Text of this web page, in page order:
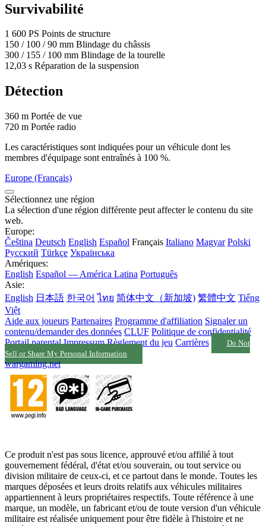
Survivabilité
1 600 PS Points de structure
150 / 100 /90 mm Blindage du châssis
300 / 155 / 100 mm Blindage de la tourelle
12,03 s Réparation de la suspension
Détection
360 m Portée de vue
720 m Portée radio
Les caractéristiques sont indiquées pour un véhicule dont les
membres d'équipage sont entraînés à 100 %.
Europe (Français)
Sélectionnez une région
La sélection d'une région différente peut affecter le contenu du site
web.
Europe:
Čeština Deutsch English Español Français Italiano Magyar Polski
Русский Türkçe Українська
Amériques:
English Español — América Latina Português
Asie:
English 日本語 한국어 ไทย 简体中文（新加坡) 繁體中文 Tiếng
Việt
Aide aux joueurs Partenaires Programme d'affiliation Signaler un
contenu/demander des données CLUF Politique de confidentialité
Portail parental Impressum Règlement du jeu Carrières
Do Not
Sell or Share My Personal Information
wargaming.net
Ce produit n'est pas sous licence, approuvé et/ou affilié à tout
gouvernement fédéral, d'état et/ou souverain, ou tout service ou
division militaire de ceux-ci, et ce partout dans le monde. Toutes les
marques déposées et leurs droits relatifs aux véhicules militaires
appartiennent à leurs propriétaires respectifs. Toute référence à une
marque, un modèle, un fabricant et/ou de toute version d'un véhicule
militaire est réalisée uniquement pour être fidèle à l'histoire et ne